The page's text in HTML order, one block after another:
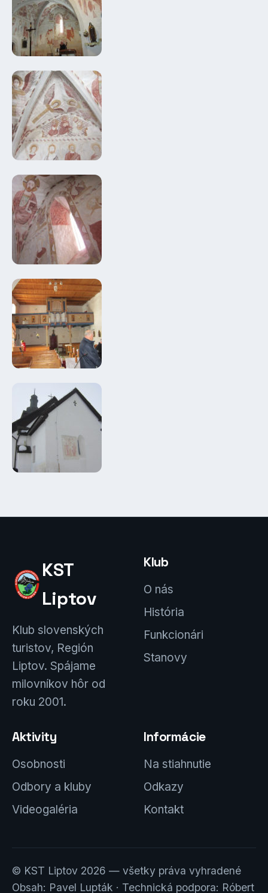
KST
Liptov
Klub slovenských
turistov, Región
Liptov. Spájame
milovníkov hôr od
roku 2001.
Klub
O nás
História
Funkcionári
Stanovy
Aktivity
Osobnosti
Odbory a kluby
Videogaléria
Informácie
Na stiahnutie
Odkazy
Kontakt
© KST Liptov 2026 — všetky práva vyhradené
Obsah: Pavel Lupták · Technická podpora: Róbert